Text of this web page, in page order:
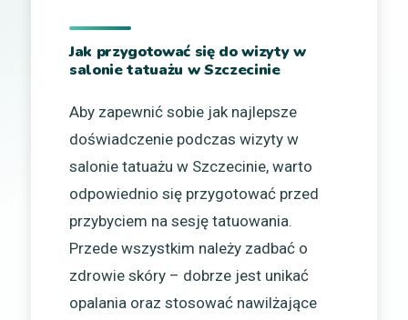
Jak przygotować się do wizyty w
salonie tatuażu w Szczecinie
Aby zapewnić sobie jak najlepsze
doświadczenie podczas wizyty w
salonie tatuażu w Szczecinie, warto
odpowiednio się przygotować przed
przybyciem na sesję tatuowania.
Przede wszystkim należy zadbać o
zdrowie skóry – dobrze jest unikać
opalania oraz stosować nawilżające